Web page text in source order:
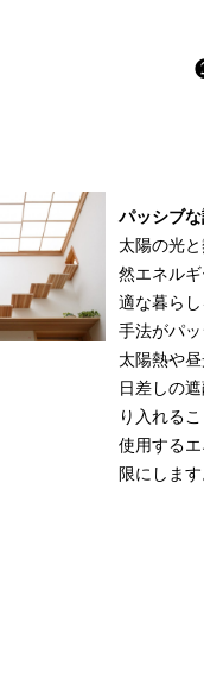
パッシブ
太陽の光
然エネル
適な暮ら
手法がパッ
太陽熱や
日差しの
り入れる
使用する
限にします